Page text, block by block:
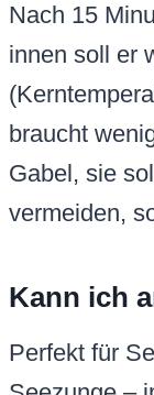
Nach 15
innen soll er
braucht
Gabel, sie
vermeiden,
Kann ich
Perfekt für